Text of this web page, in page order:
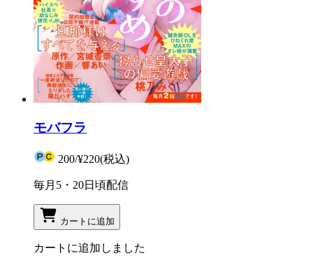
モバフラ
200/¥220(税込)
毎月5・20日頃配信
カートに追加
カートに追加しました